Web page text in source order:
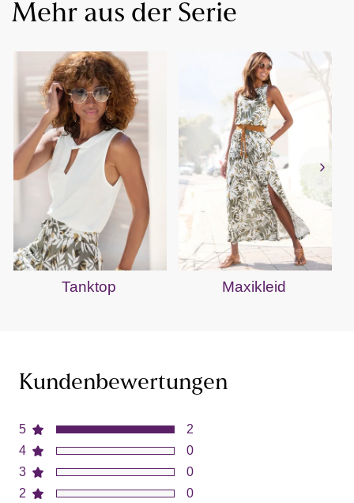
Mehr aus der Serie
Tanktop Maxikleid
Kundenbewertungen
5
4
3
2
2
0
0
0